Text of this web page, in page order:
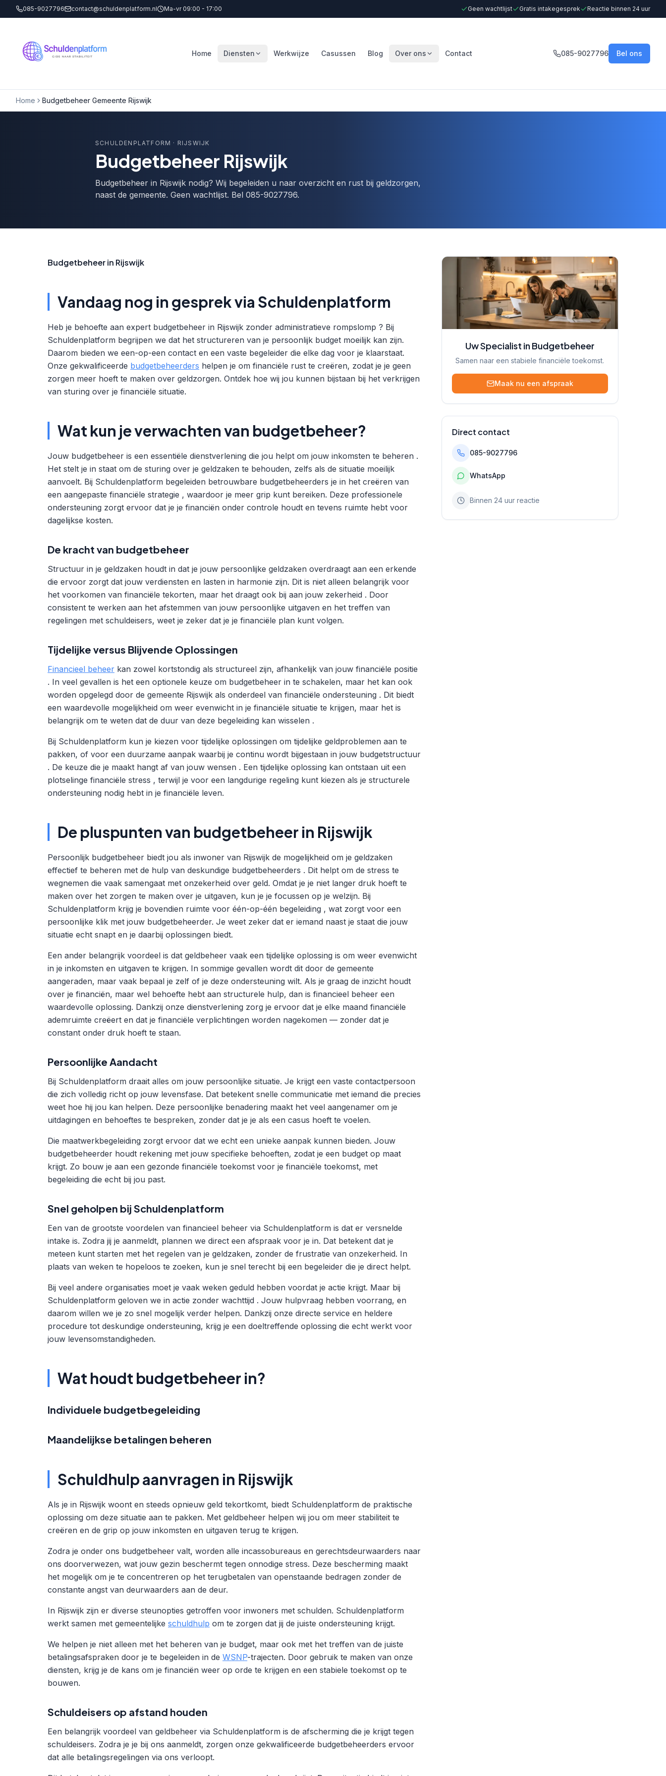
085-9027796 contact@schuldenplatform.nl Ma-vr 09:00 - 17:00 Geen wachtlijst Gratis intakegesprek Reactie binnen 24 uur
Home Diensten Werkwijze Casussen Blog Over ons Contact 085-9027796 Bel ons
Home Budgetbeheer Gemeente Rijswijk
SCHULDENPLATFORM · RIJSWIJK
Budgetbeheer Rijswijk
Budgetbeheer in Rijswijk nodig? Wij begeleiden u naar overzicht en rust bij geldzorgen,
naast de gemeente. Geen wachtlijst. Bel 085-9027796.
Budgetbeheer in Rijswijk
Vandaag nog in gesprek via Schuldenplatform
Heb je behoefte aan expert budgetbeheer in Rijswijk zonder administratieve rompslomp ? Bij
Schuldenplatform begrijpen we dat het structureren van je persoonlijk budget moeilijk kan zijn.
Daarom bieden we een-op-een contact en een vaste begeleider die elke dag voor je klaarstaat.
Onze gekwalificeerde budgetbeheerders helpen je om financiële rust te creëren, zodat je je geen
zorgen meer hoeft te maken over geldzorgen. Ontdek hoe wij jou kunnen bijstaan bij het verkrijgen
van sturing over je financiële situatie.
Wat kun je verwachten van budgetbeheer?
Jouw budgetbeheer is een essentiële dienstverlening die jou helpt om jouw inkomsten te beheren .
Het stelt je in staat om de sturing over je geldzaken te behouden, zelfs als de situatie moeilijk
aanvoelt. Bij Schuldenplatform begeleiden betrouwbare budgetbeheerders je in het creëren van
een aangepaste financiële strategie , waardoor je meer grip kunt bereiken. Deze professionele
ondersteuning zorgt ervoor dat je je financiën onder controle houdt en tevens ruimte hebt voor
dagelijkse kosten.
De kracht van budgetbeheer
Structuur in je geldzaken houdt in dat je jouw persoonlijke geldzaken overdraagt aan een erkende
die ervoor zorgt dat jouw verdiensten en lasten in harmonie zijn. Dit is niet alleen belangrijk voor
het voorkomen van financiële tekorten, maar het draagt ook bij aan jouw zekerheid . Door
consistent te werken aan het afstemmen van jouw persoonlijke uitgaven en het treffen van
regelingen met schuldeisers, weet je zeker dat je je financiële plan kunt volgen.
Tijdelijke versus Blijvende Oplossingen
Financieel beheer kan zowel kortstondig als structureel zijn, afhankelijk van jouw financiële positie
. In veel gevallen is het een optionele keuze om budgetbeheer in te schakelen, maar het kan ook
worden opgelegd door de gemeente Rijswijk als onderdeel van financiële ondersteuning . Dit biedt
een waardevolle mogelijkheid om weer evenwicht in je financiële situatie te krijgen, maar het is
belangrijk om te weten dat de duur van deze begeleiding kan wisselen .
Bij Schuldenplatform kun je kiezen voor tijdelijke oplossingen om tijdelijke geldproblemen aan te
pakken, of voor een duurzame aanpak waarbij je continu wordt bijgestaan in jouw budgetstructuur
. De keuze die je maakt hangt af van jouw wensen . Een tijdelijke oplossing kan ontstaan uit een
plotselinge financiële stress , terwijl je voor een langdurige regeling kunt kiezen als je structurele
ondersteuning nodig hebt in je financiële leven.
De pluspunten van budgetbeheer in Rijswijk
Persoonlijk budgetbeheer biedt jou als inwoner van Rijswijk de mogelijkheid om je geldzaken
effectief te beheren met de hulp van deskundige budgetbeheerders . Dit helpt om de stress te
wegnemen die vaak samengaat met onzekerheid over geld. Omdat je je niet langer druk hoeft te
maken over het zorgen te maken over je uitgaven, kun je je focussen op je welzijn. Bij
Schuldenplatform krijg je bovendien ruimte voor één-op-één begeleiding , wat zorgt voor een
persoonlijke klik met jouw budgetbeheerder. Je weet zeker dat er iemand naast je staat die jouw
situatie echt snapt en je daarbij oplossingen biedt.
Een ander belangrijk voordeel is dat geldbeheer vaak een tijdelijke oplossing is om weer evenwicht
in je inkomsten en uitgaven te krijgen. In sommige gevallen wordt dit door de gemeente
aangeraden, maar vaak bepaal je zelf of je deze ondersteuning wilt. Als je graag de inzicht houdt
over je financiën, maar wel behoefte hebt aan structurele hulp, dan is financieel beheer een
waardevolle oplossing. Dankzij onze dienstverlening zorg je ervoor dat je elke maand financiële
ademruimte creëert en dat je financiële verplichtingen worden nagekomen — zonder dat je
constant onder druk hoeft te staan.
Persoonlijke Aandacht
Bij Schuldenplatform draait alles om jouw persoonlijke situatie. Je krijgt een vaste contactpersoon
die zich volledig richt op jouw levensfase. Dat betekent snelle communicatie met iemand die precies
weet hoe hij jou kan helpen. Deze persoonlijke benadering maakt het veel aangenamer om je
uitdagingen en behoeftes te bespreken, zonder dat je je als een casus hoeft te voelen.
Die maatwerkbegeleiding zorgt ervoor dat we echt een unieke aanpak kunnen bieden. Jouw
budgetbeheerder houdt rekening met jouw specifieke behoeften, zodat je een budget op maat
krijgt. Zo bouw je aan een gezonde financiële toekomst voor je financiële toekomst, met
begeleiding die echt bij jou past.
Snel geholpen bij Schuldenplatform
Een van de grootste voordelen van financieel beheer via Schuldenplatform is dat er versnelde
intake is. Zodra jij je aanmeldt, plannen we direct een afspraak voor je in. Dat betekent dat je
meteen kunt starten met het regelen van je geldzaken, zonder de frustratie van onzekerheid. In
plaats van weken te hopeloos te zoeken, kun je snel terecht bij een begeleider die je direct helpt.
Bij veel andere organisaties moet je vaak weken geduld hebben voordat je actie krijgt. Maar bij
Schuldenplatform geloven we in actie zonder wachttijd . Jouw hulpvraag hebben voorrang, en
daarom willen we je zo snel mogelijk verder helpen. Dankzij onze directe service en heldere
procedure tot deskundige ondersteuning, krijg je een doeltreffende oplossing die echt werkt voor
jouw levensomstandigheden.
Wat houdt budgetbeheer in?
Individuele budgetbegeleiding
Maandelijkse betalingen beheren
Schuldhulp aanvragen in Rijswijk
Als je in Rijswijk woont en steeds opnieuw geld tekortkomt, biedt Schuldenplatform de praktische
oplossing om deze situatie aan te pakken. Met geldbeheer helpen wij jou om meer stabiliteit te
creëren en de grip op jouw inkomsten en uitgaven terug te krijgen.
Zodra je onder ons budgetbeheer valt, worden alle incassobureaus en gerechtsdeurwaarders naar
ons doorverwezen, wat jouw gezin beschermt tegen onnodige stress. Deze bescherming maakt
het mogelijk om je te concentreren op het terugbetalen van openstaande bedragen zonder de
constante angst van deurwaarders aan de deur.
In Rijswijk zijn er diverse steunopties getroffen voor inwoners met schulden. Schuldenplatform
werkt samen met gemeentelijke schuldhulp om te zorgen dat jij de juiste ondersteuning krijgt.
We helpen je niet alleen met het beheren van je budget, maar ook met het treffen van de juiste
betalingsafspraken door je te begeleiden in de WSNP-trajecten. Door gebruik te maken van onze
diensten, krijg je de kans om je financiën weer op orde te krijgen en een stabiele toekomst op te
bouwen.
Schuldeisers op afstand houden
Een belangrijk voordeel van geldbeheer via Schuldenplatform is de afscherming die je krijgt tegen
schuldeisers. Zodra je je bij ons aanmeldt, zorgen onze gekwalificeerde budgetbeheerders ervoor
dat alle betalingsregelingen via ons verloopt.
Uw Specialist in Budgetbeheer
Samen naar een stabiele financiële toekomst.
Maak nu een afspraak
Direct contact
085-9027796
WhatsApp
Binnen 24 uur reactie